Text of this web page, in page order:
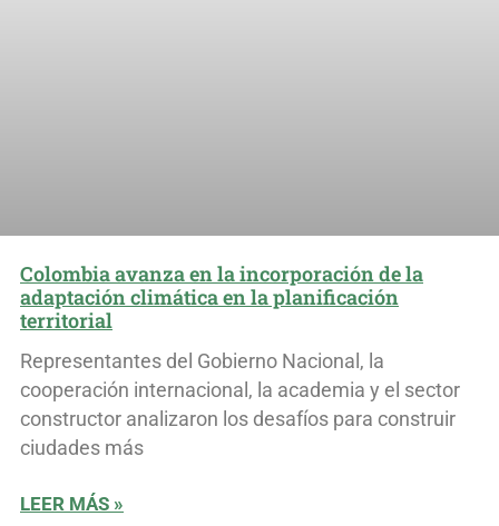
Colombia avanza en la incorporación de la
adaptación climática en la planificación
territorial
Representantes del Gobierno Nacional, la
cooperación internacional, la academia y el sector
constructor analizaron los desafíos para construir
ciudades más
LEER MÁS »